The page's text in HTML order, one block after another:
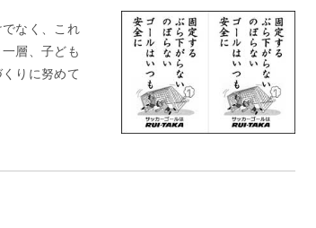
なく、これ
層、子ども
りに努めて